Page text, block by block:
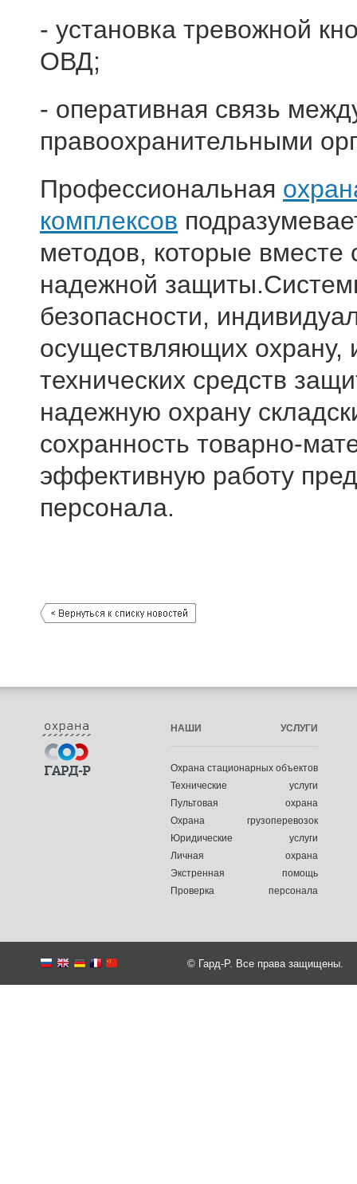
- установка тревожной
ОВД;
- оперативная связь
правоохранительными
Профессиональная
комплексов
методов, которые
надежной
безопасности,
осуществляющих охрану,
технических средств
надежную охрану
сохранность товарно-
эффективную работу
персонала.
НАШИ УСЛУГИ
Охрана стационарных объектов
Технические услуги
Пультовая охрана
Охрана грузоперевозок
Юридические услуги
Личная охрана
Экстренная помощь
Проверка персонала
© Гард-Р. Все права защищены.